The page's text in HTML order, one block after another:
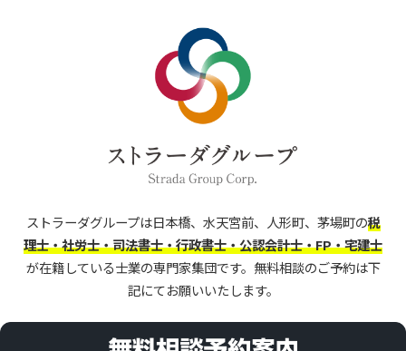
ストラーダグループは日本橋、水天宮前、人形町、茅場町の税
理士・社労士・司法書士・行政書士・公認会計士・FP・宅建士
が在籍している士業の専門家集団です。 無料相談のご予約は下
記にてお願いいたします。